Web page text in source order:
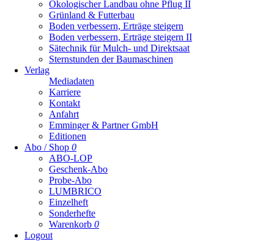
Ökologischer Landbau ohne Pflug II
Grünland & Futterbau
Boden verbessern, Erträge steigern
Boden verbessern, Erträge steigern II
Sätechnik für Mulch- und Direktsaat
Sternstunden der Baumaschinen
Verlag
Mediadaten
Karriere
Kontakt
Anfahrt
Emminger & Partner GmbH
Editionen
Abo / Shop 0
ABO-LOP
Geschenk-Abo
Probe-Abo
LUMBRICO
Einzelheft
Sonderhefte
Warenkorb 0
Logout